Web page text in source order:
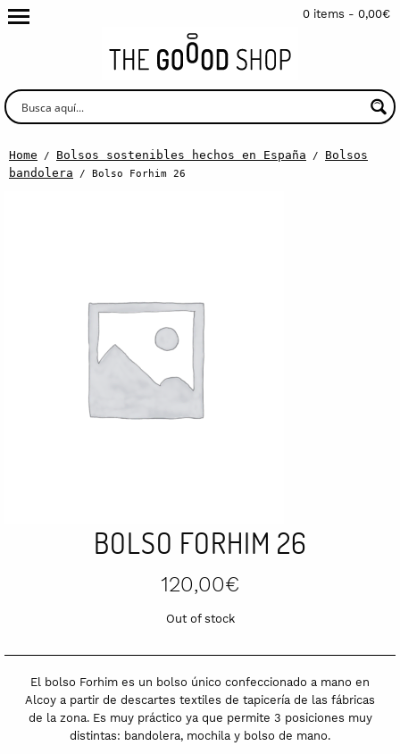
0 items - 0,00€
Home / Bolsos sostenibles hechos en España / Bolsos
bandolera / Bolso Forhim 26
BOLSO FORHIM 26
120,00€
Out of stock
El bolso Forhim es un bolso único confeccionado a mano en
Alcoy a partir de descartes textiles de tapicería de las fábricas
de la zona. Es muy práctico ya que permite 3 posiciones muy
distintas: bandolera, mochila y bolso de mano.